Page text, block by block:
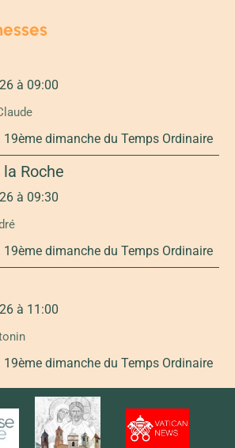
à 09:00
dimanche du Temps Ordinaire
Roche
à 09:30
dimanche du Temps Ordinaire
à 11:00
dimanche du Temps Ordinaire